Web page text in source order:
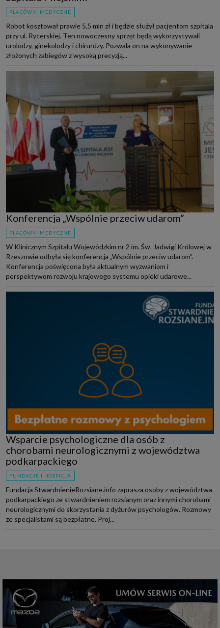
PLACÓWKI MEDYCZNE
Robot kosztował prawie 5,5 mln zł i będzie służył pacjentom szpitala
przy ul. Rycerskiej. Ten nowoczesny sprzęt będą wykorzystywali
urolodzy, ginekolodzy i chirurdzy. Pozwala on na wykonywanie
złożonych zabiegów z wysoką precyzją...
Konferencja „Wspólnie przeciw udarom”
PLACÓWKI MEDYCZNE
W Klinicznym Szpitalu Wojewódzkim nr 2 im. Św. Jadwigi Królowej w
Rzeszowie odbyła się konferencja „Wspólnie przeciw udarom”.
Konferencja poświęcona była aktualnym wyzwaniom i
perspektywom rozwoju krajowego systemu opieki udarowe...
Wsparcie psychologiczne dla osób z
chorobami neurologicznymi z województwa
podkarpackiego
FUNDACJE I HOSPICJA
Fundacja StwardnienieRozsiane.info zaprasza osoby z województwa
podkarpackiego ze stwardnieniem rozsianym oraz innymi chorobami
neurologicznymi do skorzystania z dyżurów psychologów. Rozmowy
ze specjalistami są bezpłatne. Proj...